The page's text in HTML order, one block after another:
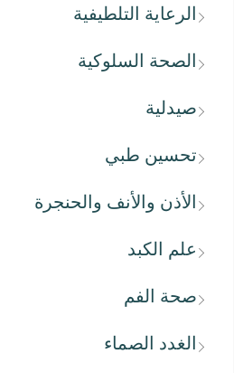
الرعاية التلطيفية
الصحة السلوكية
صيدلية
تحسين طبي
الأذن والأنف والحنجرة
علم الكبد
صحة الفم
الغدد الصماء